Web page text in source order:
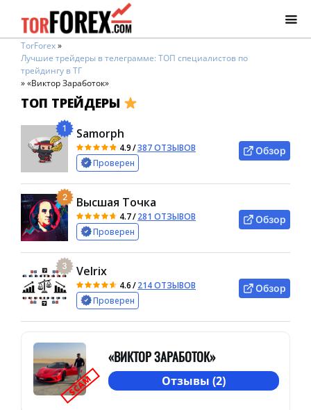
TorForex»
Лучшие трейдеры в телеграмме: ТОП специалистов по
трейдингу в ТГ
»«Виктор Заработок»
ТОП ТРЕЙДЕРЫ
1 Samorph
4.9/387 ОТЗЫВОВ
Проверен
Обзор
2 Высшая Точка
4.7/281 ОТЗЫВОВ
Проверен
Обзор
3 Velrix
4.6/214 ОТЗЫВОВ
Проверен
Обзор
SCAM
«ВИКТОР ЗАРАБОТОК»
Отзывы (2)